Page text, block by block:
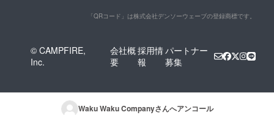
「QRコード」は株式会社デンソーウェーブの登録商標です。
© CAMPFIRE,
Inc.
会社概
要
採用情
報
パートナー
募集
Waku Waku Companyさんへアンコール